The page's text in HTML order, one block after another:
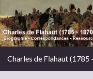
Charles de Flahaut (1785